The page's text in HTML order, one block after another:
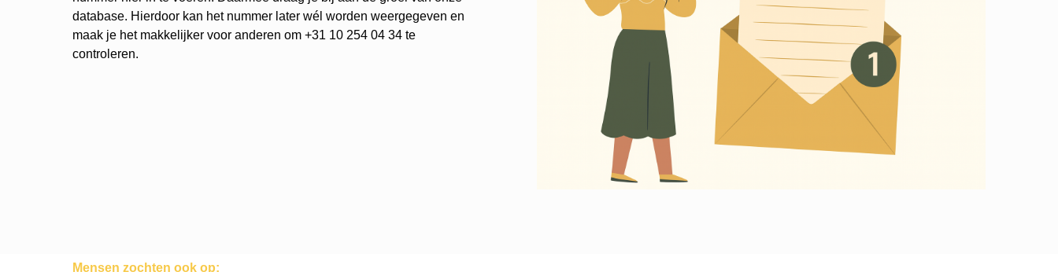
database. Hierdoor kan het nummer later wél worden weergegeven en
maak je het makkelijker voor anderen om +31 10 254 04 34 te
controleren.
Mensen zochten ook op: